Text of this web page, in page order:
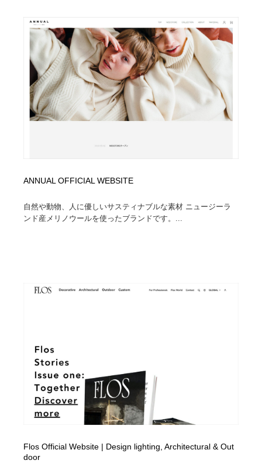
ANNUAL OFFICIAL WEBSITE
自然や動物、人に優しいサスティナブルな素材 ニュージーラ
ンド産メリノウールを使ったブランドです。...
Flos Official Website | Design lighting, Architectural & Out
door